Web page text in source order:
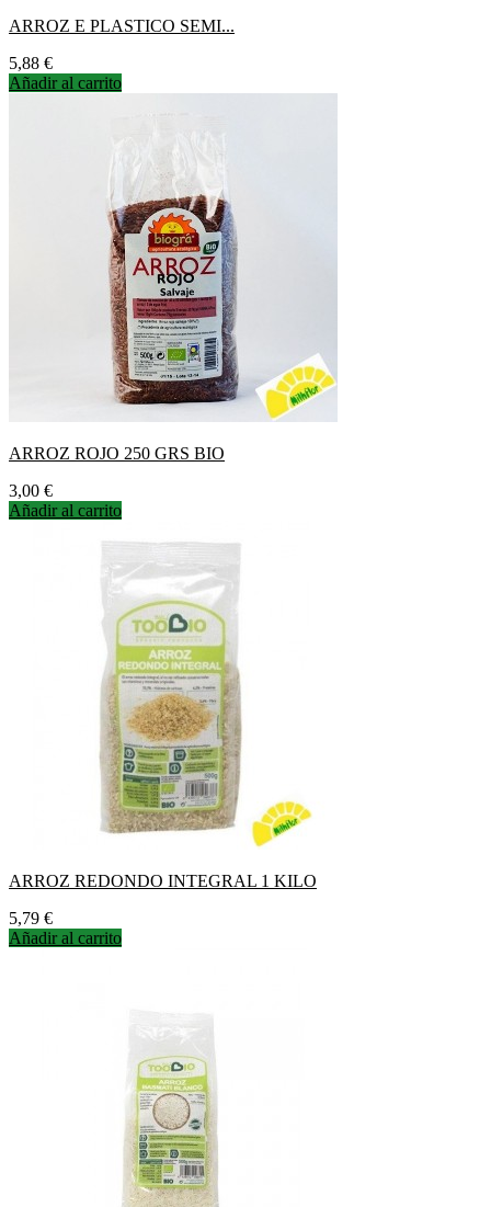
ARROZ E PLASTICO SEMI...
Precio
5,88 €
Añadir al carrito
ARROZ ROJO 250 GRS BIO
Precio
3,00 €
Añadir al carrito
ARROZ REDONDO INTEGRAL 1 KILO
Precio
5,79 €
Añadir al carrito